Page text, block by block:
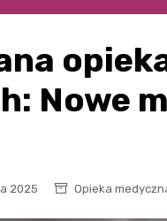
Nowe
2025 Opieka